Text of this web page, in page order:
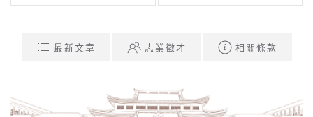
最新文章 志業徵才 相關條款